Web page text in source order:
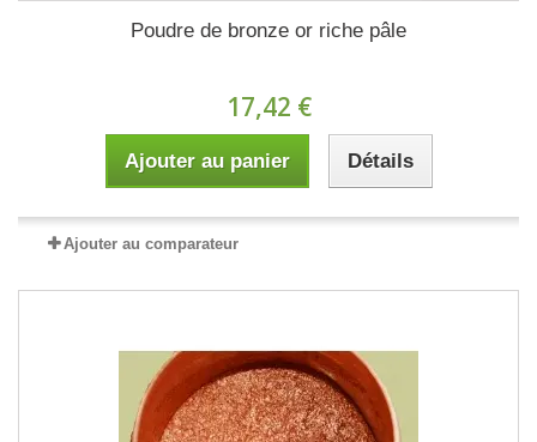
Poudre de bronze or riche pâle
17,42 €
Ajouter au panier Détails
Ajouter au comparateur